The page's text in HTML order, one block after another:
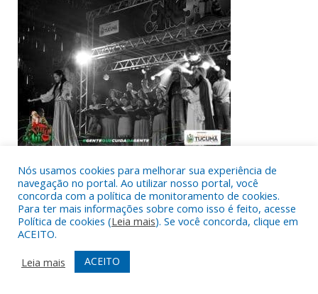
Nós usamos cookies para melhorar sua experiência de
navegação no portal. Ao utilizar nosso portal, você
concorda com a política de monitoramento de cookies.
Para ter mais informações sobre como isso é feito, acesse
Política de cookies (Leia mais). Se você concorda, clique em
ACEITO.
Leia mais
ACEITO